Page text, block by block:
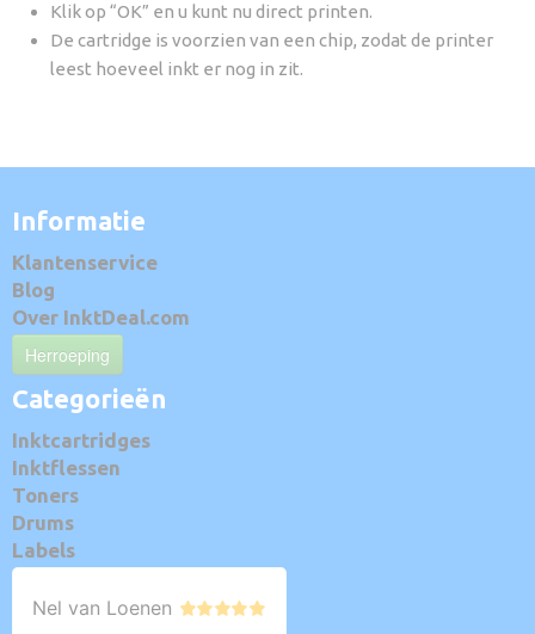
Klik op “OK” en u kunt nu direct printen.
De cartridge is voorzien van een chip, zodat de printer
leest hoeveel inkt er nog in zit.
Informatie
Klantenservice
Blog
Over InktDeal.com
Herroeping
Categorieën
Inktcartridges
Inktflessen
Toners
Drums
Labels